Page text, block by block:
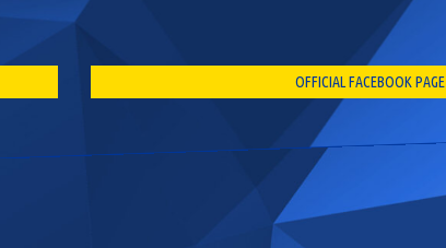
OFFICIAL FACEBOOK PAGE